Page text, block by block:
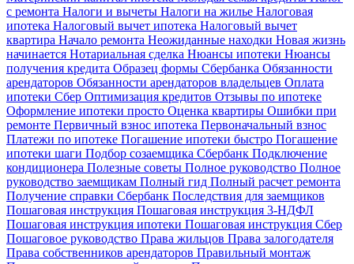
с ремонта Налоги и вычеты Налоги на жилье Налоговая
ипотека Налоговый вычет ипотека Налоговый вычет
квартира Начало ремонта Неожиданные находки Новая жизнь
начинается Нотариальная сделка Нюансы ипотеки Нюансы
получения кредита Образец формы Сбербанка Обязанности
арендаторов Обязанности арендаторов владельцев Оплата
ипотеки Сбер Оптимизация кредитов Отзывы по ипотеке
Оформление ипотеки просто Оценка квартиры Ошибки при
ремонте Первичный взнос ипотека Первоначальный взнос
Платежи по ипотеке Погашение ипотеки быстро Погашение
ипотеки шаги Подбор созаемщика Сбербанк Подключение
кондиционера Полезные советы Полное руководство Полное
руководство заемщикам Полный гид Полный расчет ремонта
Получение справки Сбербанк Последствия для заемщиков
Пошаговая инструкция Пошаговая инструкция 3-НДФЛ
Пошаговая инструкция ипотеки Пошаговая инструкция Сбер
Пошаговое руководство Права жильцов Права залогодателя
Права собственников арендаторов Правильный монтаж